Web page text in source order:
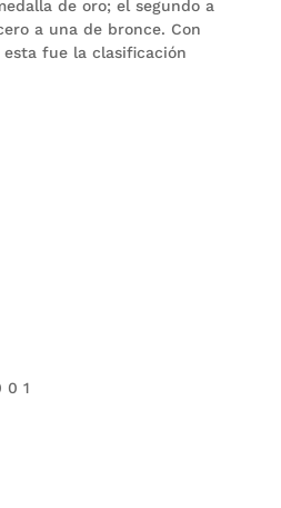
de oro; el segundo a
a una de bronce. Con
esta fue la clasificación
0 1